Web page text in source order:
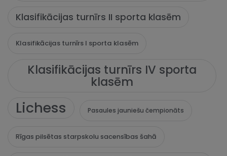
Klasifikācijas turnīrs II sporta klasēm
Klasifikācijas turnīrs I sporta klasēm
Klasifikācijas turnīrs IV sporta
klasēm
Lichess Pasaules jauniešu čempionāts
Rīgas pilsētas starpskolu sacensības šahā